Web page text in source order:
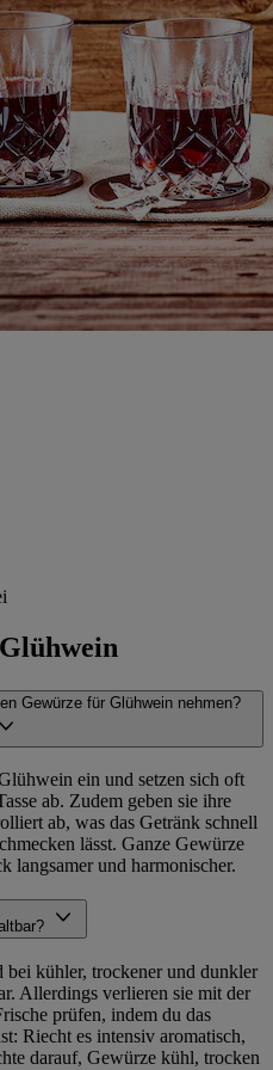
Gewürze für Glühwein nehmen?
ein und setzen sich oft
ab. Zudem geben sie ihre
ab, was das Getränk schnell
lässt. Ganze Gewürze
langsamer und harmonischer.
bei kühler, trockener und dunkler
Allerdings verlieren sie mit der
prüfen, indem du das
Riecht es intensiv aromatisch,
darauf, Gewürze kühl, trocken